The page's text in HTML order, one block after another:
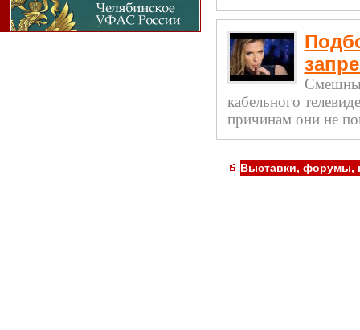
кабельного
причинам они не
Выставки, форумы,